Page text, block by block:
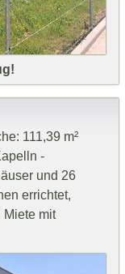
111,39 m²
-
und 26
errichtet,
Miete mit